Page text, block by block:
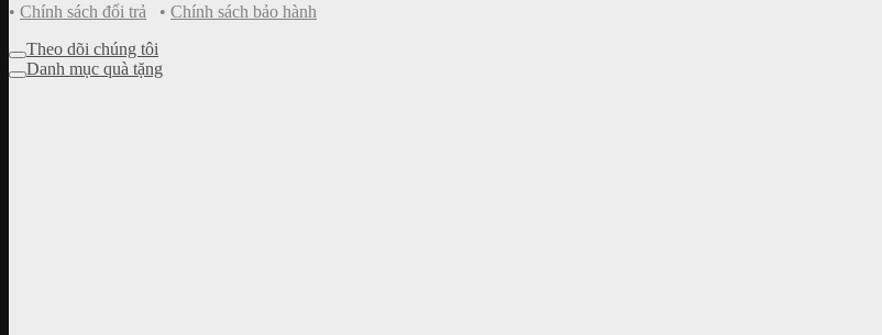
• Chính sách đổi trả • Chính sách bảo hành
Theo dõi chúng tôi
Danh mục quà tặng